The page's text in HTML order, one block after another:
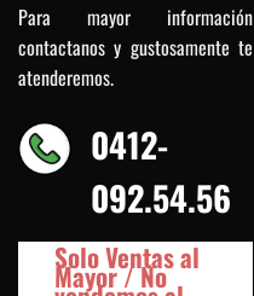
Para mayor información
contactanos y gustosamente te
atenderemos.
0412-
092.54.56
Solo Ventas al
Mayor / No